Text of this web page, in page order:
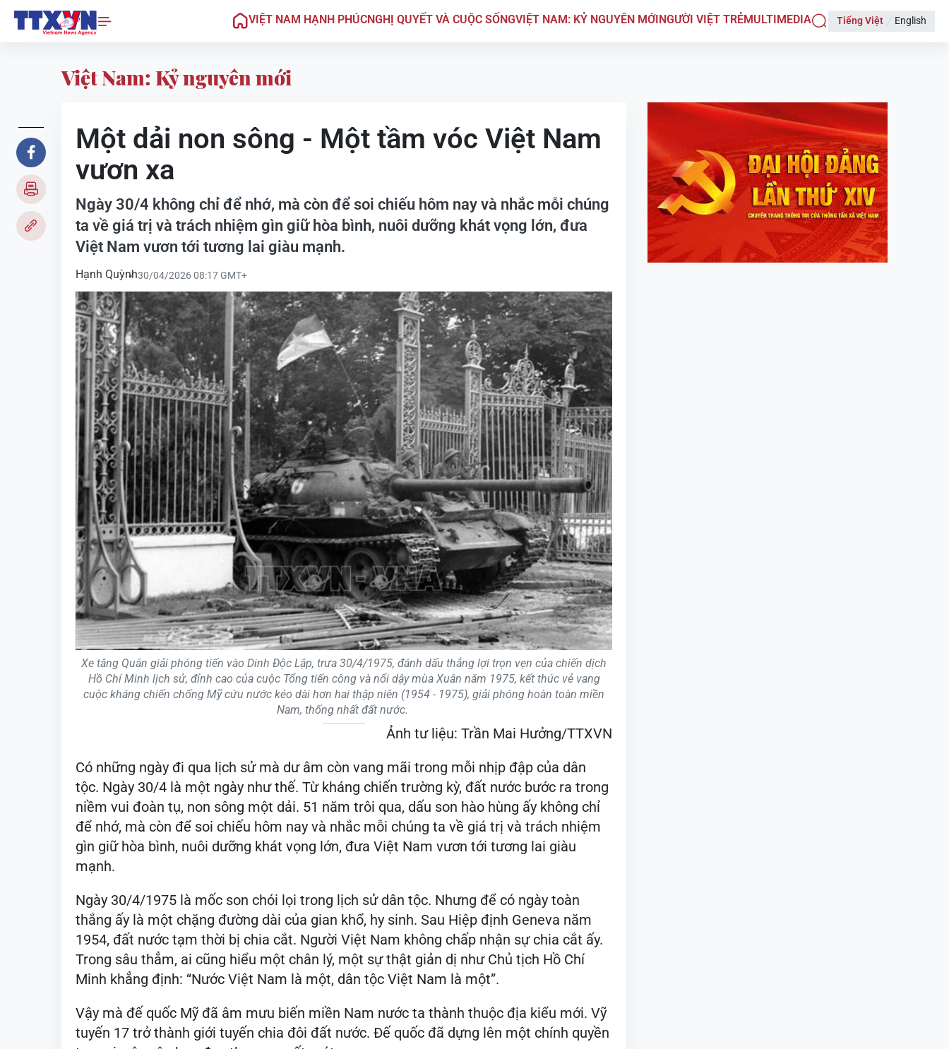
VIỆT NAM HẠNH PHÚCNGHỊ QUYẾT VÀ CUỘC SỐNGVIỆT NAM: KỶ NGUYÊN MỚINGƯỜI VIỆT TRẺMULTIMEDIA Tiếng Việt English
Việt Nam: Kỷ nguyên mới
Một dải non sông - Một tầm vóc Việt Nam
vươn xa
Ngày 30/4 không chỉ để nhớ, mà còn để soi chiếu hôm nay và nhắc mỗi chúng
ta về giá trị và trách nhiệm gìn giữ hòa bình, nuôi dưỡng khát vọng lớn, đưa
Việt Nam vươn tới tương lai giàu mạnh.
Hạnh Quỳnh30/04/2026 08:17 GMT+
Xe tăng Quân giải phóng tiến vào Dinh Độc Lập, trưa 30/4/1975, đánh dấu thắng lợi trọn vẹn của chiến dịch
Hồ Chí Minh lịch sử, đỉnh cao của cuộc Tổng tiến công và nổi dậy mùa Xuân năm 1975, kết thúc vẻ vang
cuộc kháng chiến chống Mỹ cứu nước kéo dài hơn hai thập niên (1954 - 1975), giải phóng hoàn toàn miền
Nam, thống nhất đất nước.
Ảnh tư liệu: Trần Mai Hưởng/TTXVN
Có những ngày đi qua lịch sử mà dư âm còn vang mãi trong mỗi nhịp đập của dân
tộc. Ngày 30/4 là một ngày như thế. Từ kháng chiến trường kỳ, đất nước bước ra trong
niềm vui đoàn tụ, non sông một dải. 51 năm trôi qua, dấu son hào hùng ấy không chỉ
để nhớ, mà còn để soi chiếu hôm nay và nhắc mỗi chúng ta về giá trị và trách nhiệm
gìn giữ hòa bình, nuôi dưỡng khát vọng lớn, đưa Việt Nam vươn tới tương lai giàu
mạnh.
Ngày 30/4/1975 là mốc son chói lọi trong lịch sử dân tộc. Nhưng để có ngày toàn
thắng ấy là một chặng đường dài của gian khổ, hy sinh. Sau Hiệp định Geneva năm
1954, đất nước tạm thời bị chia cắt. Người Việt Nam không chấp nhận sự chia cắt ấy.
Trong sâu thẳm, ai cũng hiểu một chân lý, một sự thật giản dị như Chủ tịch Hồ Chí
Minh khẳng định: “Nước Việt Nam là một, dân tộc Việt Nam là một”.
Vậy mà đế quốc Mỹ đã âm mưu biến miền Nam nước ta thành thuộc địa kiểu mới. Vỹ
tuyến 17 trở thành giới tuyến chia đôi đất nước. Đế quốc đã dựng lên một chính quyền